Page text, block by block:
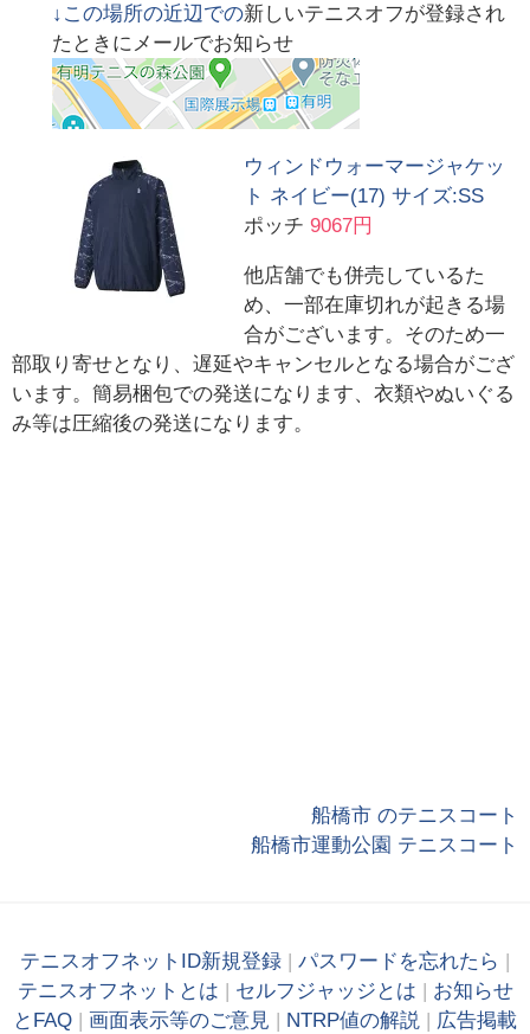
↓この場所の近辺での新しいテニスオフが登録され
たときにメールでお知らせ
ウィンドウォーマージャケッ
ト ネイビー(17) サイズ:SS
ポッチ 9067円
他店舗でも併売しているた
め、一部在庫切れが起きる場
合がございます。そのため一
部取り寄せとなり、遅延やキャンセルとなる場合がござ
います。簡易梱包での発送になります、衣類やぬいぐる
み等は圧縮後の発送になります。
船橋市 のテニスコート
船橋市運動公園 テニスコート
テニスオフネットID新規登録 | パスワードを忘れたら |
テニスオフネットとは | セルフジャッジとは | お知らせ
とFAQ | 画面表示等のご意見 | NTRP値の解説 | 広告掲載